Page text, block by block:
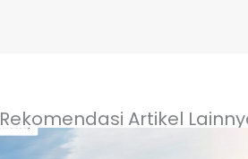
Rekomendasi Artikel